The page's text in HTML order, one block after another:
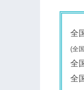
全
(全
全
全